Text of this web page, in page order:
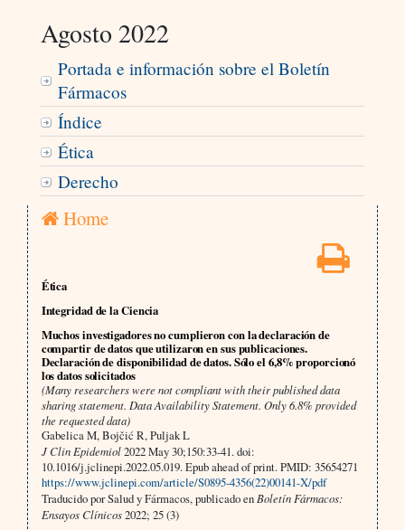
Agosto 2022
Portada e información sobre el Boletín
Fármacos
Índice
Ética
Derecho
Home
Ética
Integridad de la Ciencia
Muchos investigadores no cumplieron con la declaración de
compartir de datos que utilizaron en sus publicaciones.
Declaración de disponibilidad de datos. Sólo el 6,8% proporcionó
los datos solicitados
(Many researchers were not compliant with their published data
sharing statement. Data Availability Statement. Only 6.8% provided
the requested data)
Gabelica M, Bojčić R, Puljak L
J Clin Epidemiol2022 May 30;150:33-41. doi:
10.1016/j.jclinepi.2022.05.019. Epub ahead of print. PMID: 35654271
https://www.jclinepi.com/article/S0895-4356(22)00141-X/pdf
Traducido por Salud y Fármacos, publicado en Boletín Fármacos:
Ensayos Clínicos2022; 25 (3)